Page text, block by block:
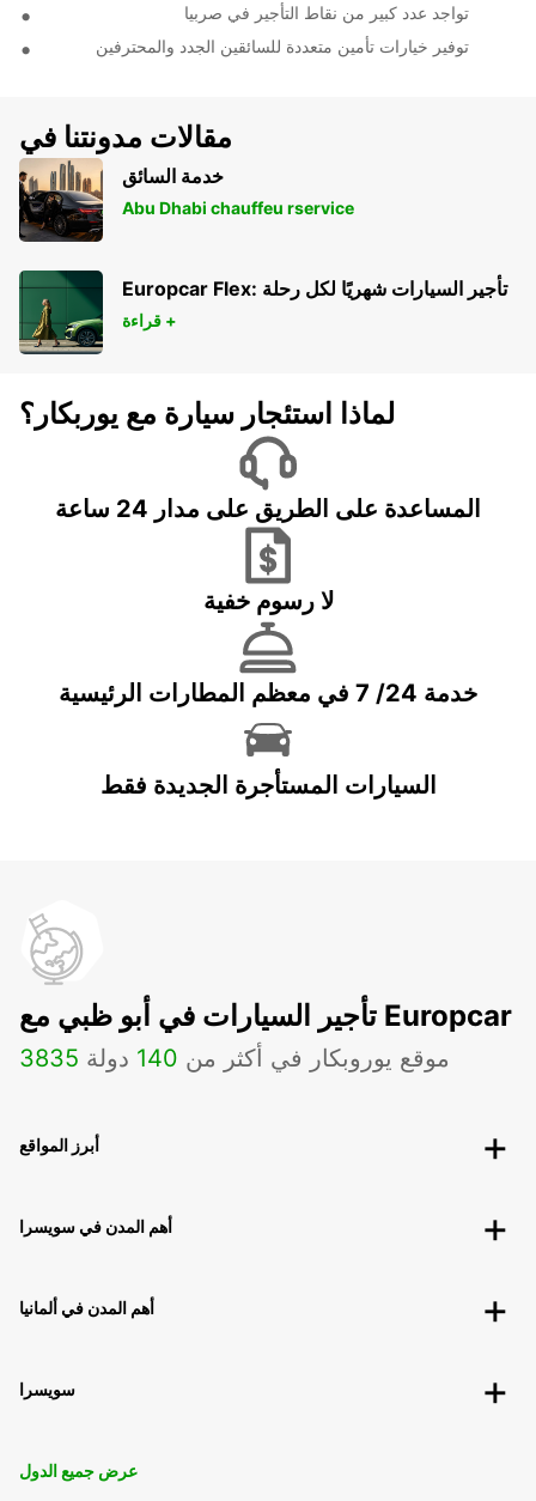
تواجد عدد كبير من نقاط التأجير في صربيا
توفير خيارات تأمين متعددة للسائقين الجدد والمحترفين
مقالات مدونتنا في
خدمة السائق
Abu Dhabi chauffeu rservice
Europcar Flex: تأجير السيارات شهريًا لكل رحلة
قراءة +
لماذا استئجار سيارة مع يوربكار؟
المساعدة على الطريق على مدار 24 ساعة
لا رسوم خفية
خدمة 24/ 7 في معظم المطارات الرئيسية
السيارات المستأجرة الجديدة فقط
تأجير السيارات في أبو ظبي مع Europcar
3835 موقع يوروبكار في أكثر من 140 دولة
أبرز المواقع
أهم المدن في سويسرا
أهم المدن في ألمانيا
سويسرا
عرض جميع الدول